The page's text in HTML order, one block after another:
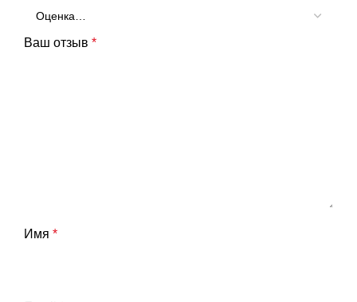
Ваш отзыв *
Имя *